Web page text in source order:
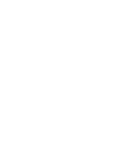
[Matière